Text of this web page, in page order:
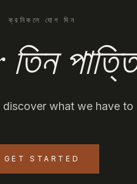
ক্রনিকলে যোগ দিন
discover what we have to
GET STARTED